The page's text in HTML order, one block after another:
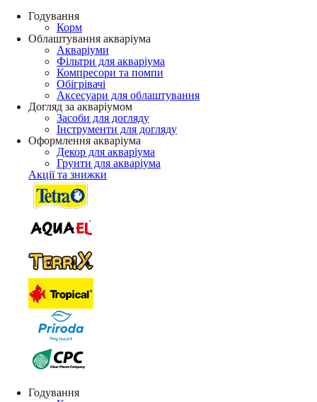
Годування
Корм
Облаштування акваріума
Акваріуми
Фільтри для акваріума
Компресори та помпи
Обігрівачі
Аксесуари для облаштування
Догляд за акваріумом
Засоби для догляду
Інструменти для догляду
Оформлення акваріума
Декор для акваріума
Грунти для акваріума
Акції та знижки
Годування